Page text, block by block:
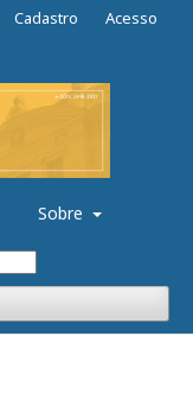
Sobre
Cadastro Acesso